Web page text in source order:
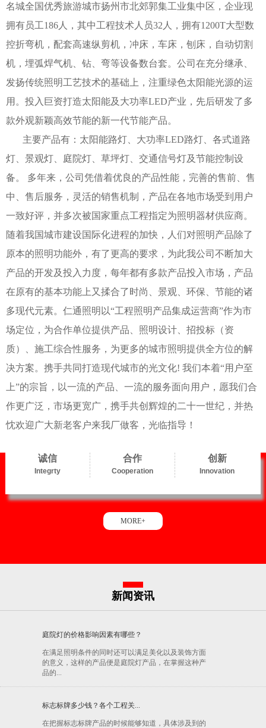
名城全国优秀旅游城市扬州市北郊郭集工业集中区，企业现
拥有员工186人，其中工程技术人员32人，拥有1200T大型数
控折弯机，配套高速纵剪机，冲床，车床，刨床，自动切割
机，埋弧焊气机、钻、弯等设备数台套。公司在充分继承、
发扬传统照明工艺技术的基础上，注重绿色太阳能光源的运
用。投入巨资打造太阳能及大功率LED产业，先后研发了多
款外观新颖高效节能的新一代节能产品。
主要产品有：太阳能路灯、大功率LED路灯、各式道路
灯、景观灯、庭院灯、草坪灯、交通信号灯及节能控制设
备。 多年来，公司凭借着优良的产品性能，完善的售前、售
中、售后服务，灵活的销售机制，产品在各地市场受到用户
一致好评，并多次被国家重点工程指定为照明器材供应商。
随着我国城市建设国际化进程的加快，人们对照明产品除了
原本的照明功能外，有了更高的要求，为此我公司不断加大
产品的开发及投入力度，每年都有多款产品投入市场，产品
在原有的基本功能上又揉合了时尚、景观、环保、节能的诸
多现代元素。仁通照明以“工程照明产品集成运营商”作为市
场定位，为合作单位提供产品、照明设计、招投标（资
质）、施工综合性服务，为更多的城市照明提供全方位的解
决方案。携手共同打造现代城市的光文化! 我们本着“用户至
上”的宗旨，以一流的产品、一流的服务面向用户，愿我们合
作更广泛，市场更宽广，携手共创辉煌的二十一世纪，并热
忱欢迎广大新老客户来我厂做客，光临指导！
诚信
Integrty
合作
Cooperation
创新
Innovation
MORE+
新闻资讯
庭院灯的价格影响因素有哪些？
在满足照明条件的同时还可以满足美化以及装饰方面
的意义，这样的产品便是庭院灯产品，在掌握这种产
品的...
标志标牌多少钱？各个工程关...
在把握标志标牌产品的时候能够知道，具体涉及到的